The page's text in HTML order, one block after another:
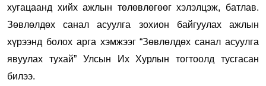
хугацаанд хийх ажлын төлөвлөгөөг хэлэлцэж, батлав.
Зөвлөлдөх санал асуулга зохион байгуулах ажлын
хүрээнд болох арга хэмжээг “Зөвлөлдөх санал асуулга
явуулах тухай” Улсын Их Хурлын тогтоолд тусгасан
билээ.